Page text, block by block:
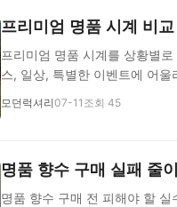
프리미엄 명품 시계 비
프리미엄 명품 시계를 상황별
스, 일상, 특별한 이벤트에 어울
모던럭셔리07-11 조회 45
명품 향수 구매 실패 줄
명품 향수 구매 전 피해야 할